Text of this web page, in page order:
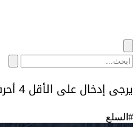
يرجى إدخال على الأقل 4 أحرف.
# السلع